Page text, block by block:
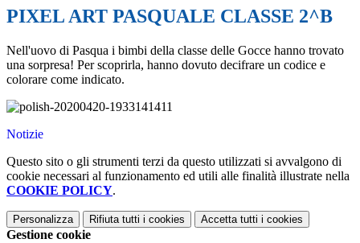
PIXEL ART PASQUALE CLASSE 2^B
Nell'uovo di Pasqua i bimbi della classe delle Gocce hanno trovato
una sorpresa! Per scoprirla, hanno dovuto decifrare un codice e
colorare come indicato.
Notizie
Questo sito o gli strumenti terzi da questo utilizzati si avvalgono di
cookie necessari al funzionamento ed utili alle finalità illustrate nella
COOKIE POLICY.
Personalizza Rifiuta tutti i cookies Accetta tutti i cookies
Gestione cookie